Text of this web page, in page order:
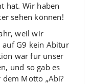
hat. Wir haben
sehen können!
weil wir
G9 kein Abitur
war für unser
und so gab es
Motto „Abi?